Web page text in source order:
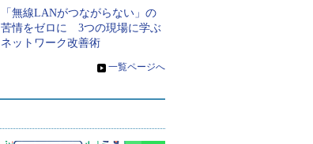
「無線LANがつながらない」の
苦情をゼロに 3つの現場に学ぶ
ネットワーク改善術
» 一覧ページへ